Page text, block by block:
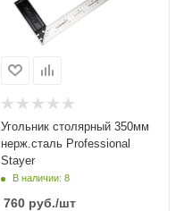
Угольник столярный 350мм
нерж.сталь Professional
Stayer
В наличии: 8
760руб./шт